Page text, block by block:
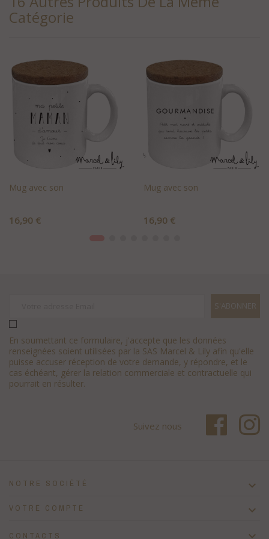
Catégorie
Mug avec son
Prix
16,90 €
+AJOUTER AU PANIER
Mug avec son
Prix
16,90 €
En soumettant ce formulaire, j'accepte que les données
renseignées soient utilisées par la SAS Marcel & Lily afin qu'elle
puisse accuser réception de votre demande, y répondre, et le
cas échéant, gérer la relation commerciale et contractuelle qui
pourrait en résulter.
Suivez nous
NOTRE SOCIÉTÉ 
VOTRE COMPTE 
CONTACTS 